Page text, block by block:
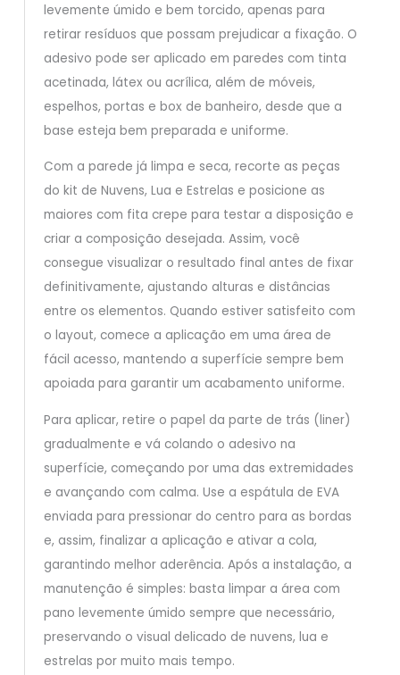
levemente úmido e bem torcido, apenas para
retirar resíduos que possam prejudicar a fixação. O
adesivo pode ser aplicado em paredes com tinta
acetinada, látex ou acrílica, além de móveis,
espelhos, portas e box de banheiro, desde que a
base esteja bem preparada e uniforme.
Com a parede já limpa e seca, recorte as peças
do kit de Nuvens, Lua e Estrelas e posicione as
maiores com fita crepe para testar a disposição e
criar a composição desejada. Assim, você
consegue visualizar o resultado final antes de fixar
definitivamente, ajustando alturas e distâncias
entre os elementos. Quando estiver satisfeito com
o layout, comece a aplicação em uma área de
fácil acesso, mantendo a superfície sempre bem
apoiada para garantir um acabamento uniforme.
Para aplicar, retire o papel da parte de trás (liner)
gradualmente e vá colando o adesivo na
superfície, começando por uma das extremidades
e avançando com calma. Use a espátula de EVA
enviada para pressionar do centro para as bordas
e, assim, finalizar a aplicação e ativar a cola,
garantindo melhor aderência. Após a instalação, a
manutenção é simples: basta limpar a área com
pano levemente úmido sempre que necessário,
preservando o visual delicado de nuvens, lua e
estrelas por muito mais tempo.